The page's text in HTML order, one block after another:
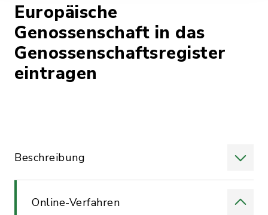
Europäische
Genossenschaft in das
Genossenschaftsregister
eintragen
Beschreibung
Online-Verfahren